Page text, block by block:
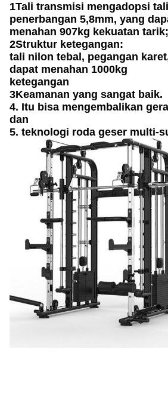
1Tali transmisi mengadopsi tali
penerbangan 5,8mm, yang
menahan 907kg kekuatan tarik;
2Struktur ketegangan:
tali nilon tebal, pegangan
dapat menahan 1000kg
ketegangan
3Keamanan yang sangat baik.
4. Itu bisa mengembalikan
dan
5. teknologi roda geser multi-